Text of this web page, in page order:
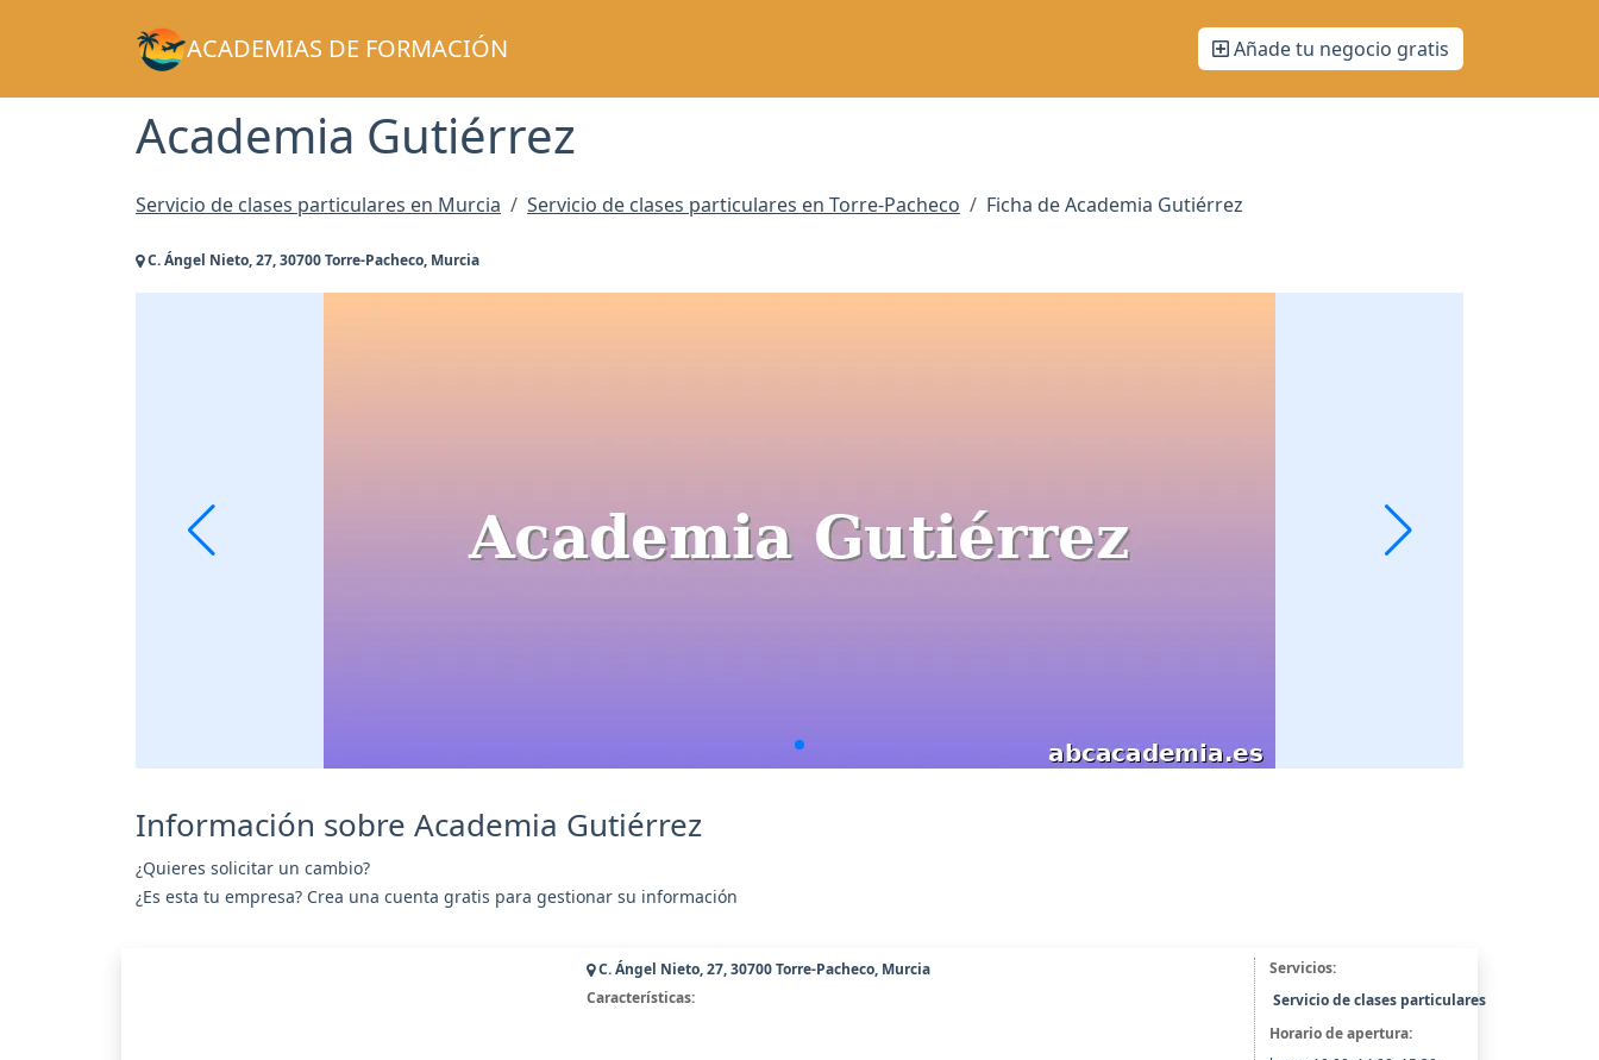
ACADEMIAS DE FORMACIÓN Añade tu negocio gratis
Academia Gutiérrez
Servicio de clases particulares en Murcia Servicio de clases particulares en Torre-Pacheco Ficha de Academia Gutiérrez
C. Ángel Nieto, 27, 30700 Torre-Pacheco, Murcia
Información sobre Academia Gutiérrez
¿Quieres solicitar un cambio?
¿Es esta tu empresa? Crea una cuenta gratis para gestionar su información
C. Ángel Nieto, 27, 30700 Torre-Pacheco, Murcia
Características:
Servicios:
Servicio de clases particulares
Horario de apertura: